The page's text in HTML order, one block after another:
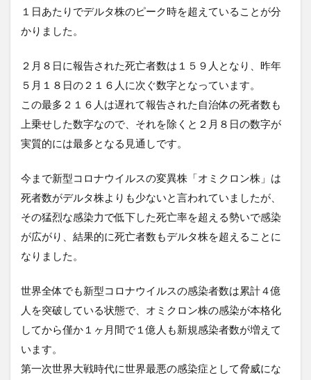
１日あたりでデルタ株のピーク時を超えていることが分
かりました。
２月８日に報告された死亡者数は１５９人となり、昨年
５月１８日の２１６人に次ぐ数字となっています。
この最多２１６人は遅れて報告された自治体の死者数も
上乗せした数字なので、それを除くと２月８日の数字が
実質的には最多となる見通しです。
今まで新型コロナウイルスの変異株「オミクロン株」は
死者数がデルタ株よりも少ないと言われていましたが、
その猛烈な感染力で低下した死亡率を超える勢いで感染
が広がり、結果的に死亡者数もデルタ株を超えることに
なりました。
世界全体でも新型コロナウイルスの感染者数は累計４億
人を突破している状態で、オミクロン株の感染が本格化
してから僅か１ヶ月間で１億人も新規感染者数が増えて
います。
第一次世界大戦時代に世界最悪の感染症として脅威にな